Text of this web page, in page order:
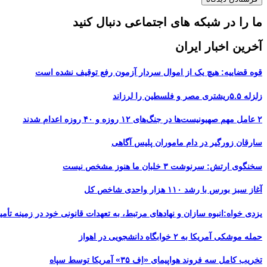
ما را در شبکه های اجتماعی دنبال کنید
آخرین اخبار ایران
قوه قضاییه: هیچ یک از اموال سردار آزمون رفع توقیف نشده است
زلزله ۵.۵ریشتری مصر و فلسطین را لرزاند
۲ عامل مهم صهیونیست‌ها در جنگ‌های ۱۲ روزه و ۴۰ روزه اعدام شدند
سارقان زورگیر در دام ماموران پلیس آگاهی
سخنگوی ارتش: سرنوشت ۳ خلبان ما هنوز مشخص نیست
آغاز سبز بورس با رشد ۱۱۰ هزار واحدی شاخص کل
یزدی خواه:انبوه سازان و نهادهای مرتبط، به تعهدات قانونی خود در زمینه
حمله موشکی آمریکا به ۲ خوابگاه دانشجویی در اهواز
تخریب کامل سه فروند هواپیمای «اِف ۳۵» آمریکا توسط سپاه